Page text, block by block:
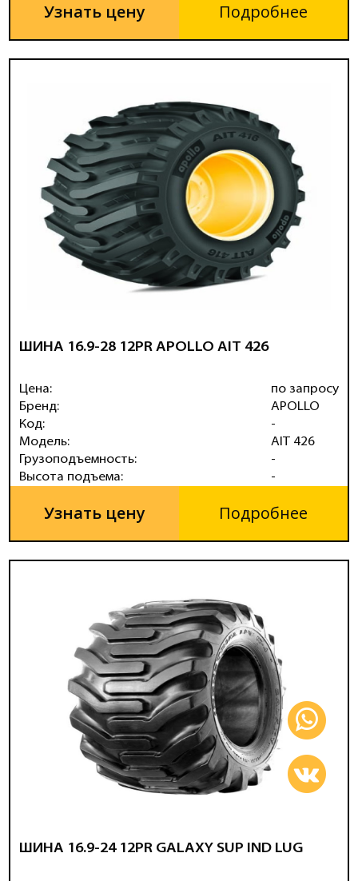
Узнать цену Подробнее
ШИНА 16.9-28 12PR APOLLO AIT 426
Цена:
Бренд:
Код:
Модель:
Грузоподъемность:
Высота подъема:
по запросу
APOLLO
-
AIT 426
-
-
Узнать цену Подробнее
ШИНА 16.9-24 12PR GALAXY SUP IND LUG